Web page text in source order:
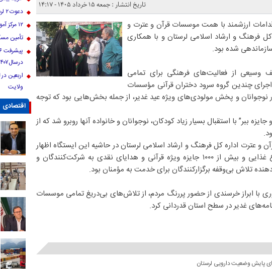
تاریخ انتشار : جمعه ۱۵ خرداد ۱۴۰۵ - ۱۴:۱۷
ارزشمند با همت موسسات قرآن و عترت و
فرهنگ و ارشاد اسلامی لرستان و با همکاری
شده بود.
وسیعی از فعالیت‌های فرهنگی برای تمامی
چندین گروه سرود دختران قرآنی مؤسسات
نوجوانان و پخش مولودی‌های ویژه عید غدیر، از جمله بخش‌هایی بود که توجه
ببر” با استقبال بسیار زیاد کودکان، نوجوانان و خانواده آنها روبرو شد که از
و عترت اداره کل فرهنگ و ارشاد اسلامی لرستان در حاشیه این ایستگاه اظهار
داشت؛ بیش از ۱۰۰۰ بسته متنوع غذایی و بیش از ۱۰۰۰ جایزه ویژه قرآنی و هدایای نقدی به شرکت‌کنندگان و
تلاش بی‌وقفه برگزارکنندگان برای خدمت به مؤمنان بود.
با ابراز خرسندی از حضور پررنگ مردم، از تلاش‌های بی‌دریغ تمامی موسسات
غدیر در سطح استان قدردانی کرد.
دعوت ۲ لرستانی به اردوی تیم ملی کشتی ساحلی
۱۲ مرکز آموزش فنی و حرفه‌ای لرستان تجهیز و ساماندهی شد
تأمین مسکن برای
درسال۱۴۰۷
اربعین
ولایت
اقتصادی